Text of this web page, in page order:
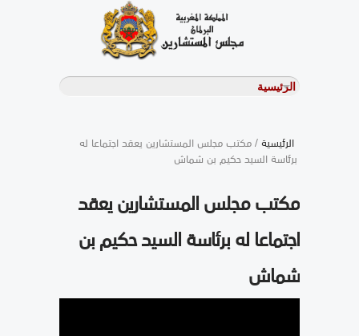
الرئيسية/ مكتب مجلس المستشارين يعقد اجتماعا له
برئاسة السيد حكيم بن شماش
مكتب مجلس المستشارين يعقد
اجتماعا له برئاسة السيد حكيم بن
شماش